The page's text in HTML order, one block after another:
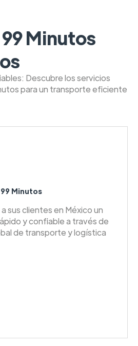
Minutos
Descubre los servicios
para un transporte eficiente
Minutos
sus clientes en México un
y confiable a través de
de transporte y logística